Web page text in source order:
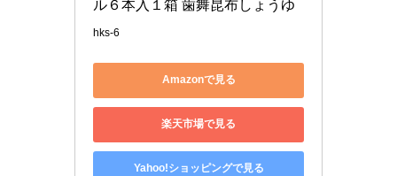
ル６本入１箱 歯舞昆布しょうゆ
hks-6
Amazonで見る
楽天市場で見る
Yahoo!ショッピングで見る